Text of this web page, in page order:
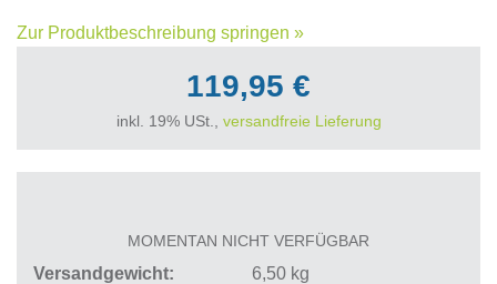
Zur Produktbeschreibung springen »
119,95 €
inkl. 19% USt., versandfreie Lieferung
MOMENTAN NICHT VERFÜGBAR
Versandgewicht 6,50 kg